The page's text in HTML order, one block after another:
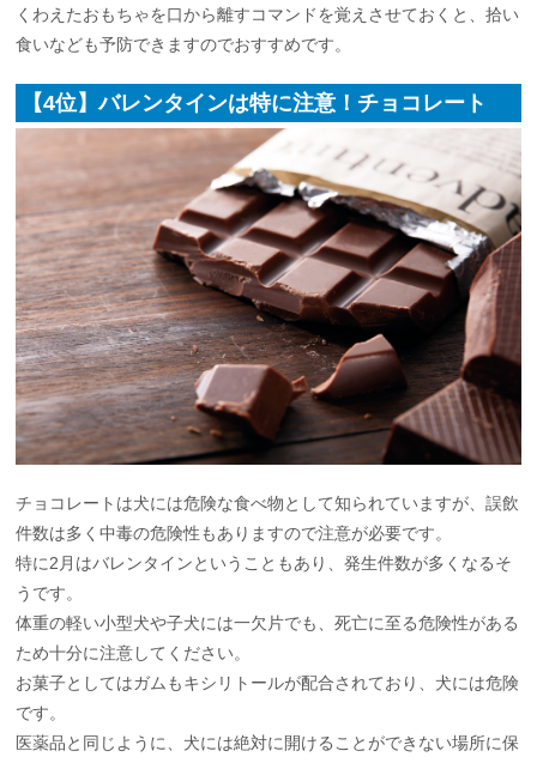
くわえたおもちゃを口から離すコマンドを覚えさせておくと、拾い
食いなども予防できますのでおすすめです。
【4位】バレンタインは特に注意！チョコレート
チョコレートは犬には危険な食べ物として知られていますが、誤飲
件数は多く中毒の危険性もありますので注意が必要です。
特に2月はバレンタインということもあり、発生件数が多くなるそ
うです。
体重の軽い小型犬や子犬には一欠片でも、死亡に至る危険性がある
ため十分に注意してください。
お菓子としてはガムもキシリトールが配合されており、犬には危険
です。
医薬品と同じように、犬には絶対に開けることができない場所に保